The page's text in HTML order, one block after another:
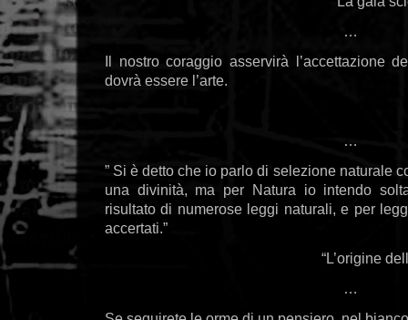
…
Il nostro coraggio asservirà l’accettazione
dovrà essere l’arte.
…
” Si è detto che io parlo di selezione naturale
una divinità, ma per Natura io intendo
risultato di numerose leggi naturali, e per
accertati.”
“L’origine
…